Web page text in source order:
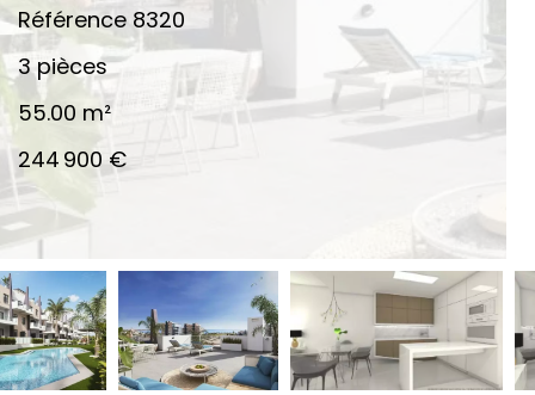
Référence 8320
3 pièces
55.00 m²
244 900 €